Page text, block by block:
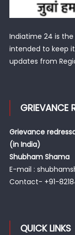
Indiatime 24 is
intended to keep
updates from
GRIEVANCE
Grievance
(in India)
Shubham Shama
E-mail :
Contact- +91-
QUICK LINKS